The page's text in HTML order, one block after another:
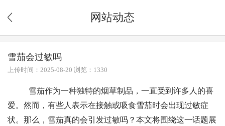
网站动态
雪茄会过敏吗
上传时间：2025-08-20 浏览：1330
雪茄作为一种独特的烟草制品，一直受到许多人的喜
爱。然而，有些人表示在接触或吸食雪茄时会出现过敏症
状。那么，雪茄真的会引发过敏吗？本文将围绕这一话题展